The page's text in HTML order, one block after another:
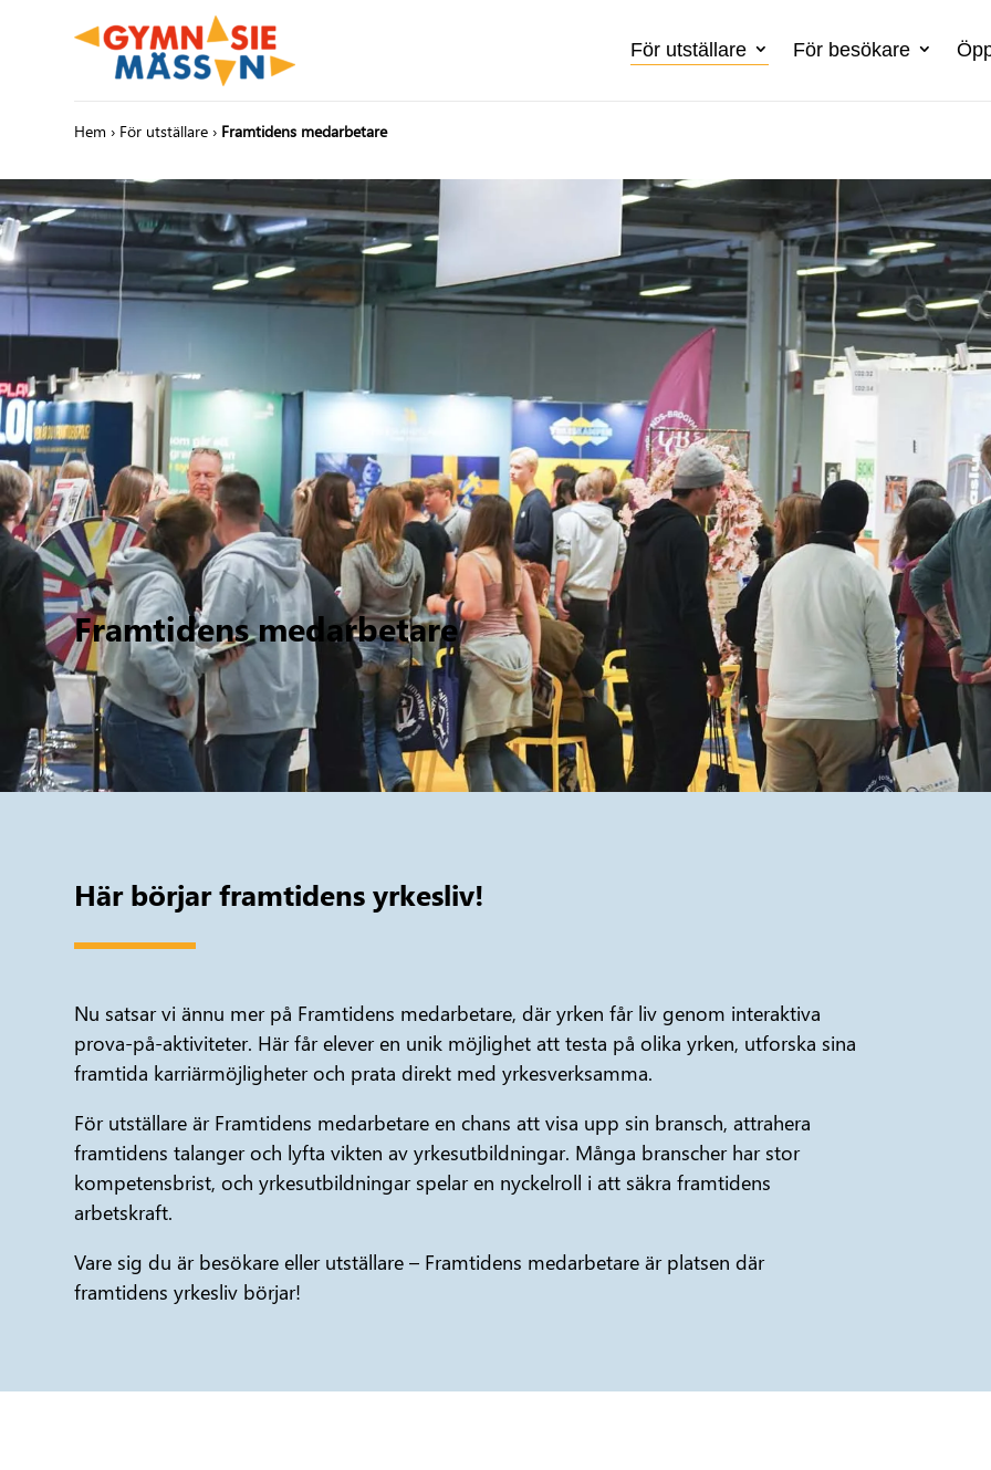
För utställare För besökare
Hem › För utställare › Framtidens medarbetare
Framtidens medarbetare
Här börjar framtidens yrkesliv!
Nu satsar vi ännu mer på Framtidens medarbetare, där yrken får liv genom interaktiva
prova-på-aktiviteter. Här får elever en unik möjlighet att testa på olika yrken, utforska sina
framtida karriärmöjligheter och prata direkt med yrkesverksamma.
För utställare är Framtidens medarbetare en chans att visa upp sin bransch, attrahera
framtidens talanger och lyfta vikten av yrkesutbildningar. Många branscher har stor
kompetensbrist, och yrkesutbildningar spelar en nyckelroll i att säkra framtidens
arbetskraft.
Vare sig du är besökare eller utställare – Framtidens medarbetare är platsen där
framtidens yrkesliv börjar!